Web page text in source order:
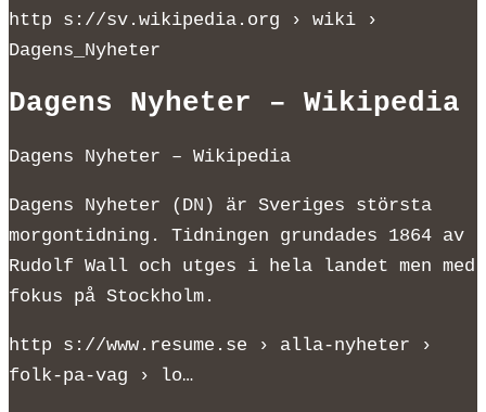
http s://sv.wikipedia.org › wiki ›
Dagens_Nyheter
Dagens Nyheter – Wikipedia
Dagens Nyheter – Wikipedia
Dagens Nyheter (DN) är Sveriges största
morgontidning. Tidningen grundades 1864 av
Rudolf Wall och utges i hela landet men med
fokus på Stockholm.
http s://www.resume.se › alla-nyheter ›
folk-pa-vag › lo…